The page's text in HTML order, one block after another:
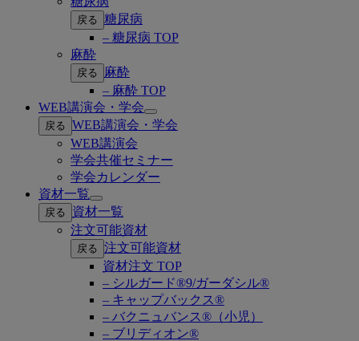
戻る 糖尿病
– 糖尿病 TOP
麻酔
戻る
麻酔
– 麻酔 TOP
WEB講演会・学会
Open
submenu
戻る WEB講演会・学会
WEB講演会
学会共催セミナー
学会カレンダー
資材一覧
Open
submenu
戻る
資材一覧
注文可能資材
戻る 注文可能資材
資材注文 TOP
– シルガード®9/ガーダシル®
– キャップバックス®
– バクニュバンス®（小児）
– ブリディオン®